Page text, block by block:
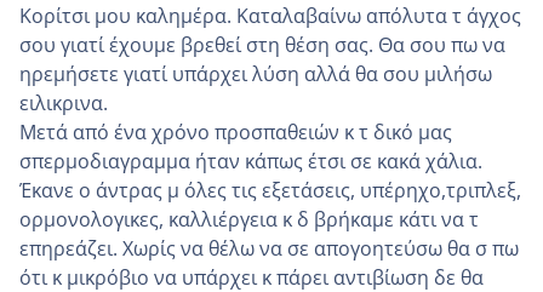
Κορίτσι μου καλημέρα. Καταλαβαίνω απόλυτα τ άγχος
σου γιατί έχουμε βρεθεί στη θέση σας. Θα σου πω να
ηρεμήσετε γιατί υπάρχει λύση αλλά θα σου μιλήσω
ειλικρινα.
Μετά από ένα χρόνο προσπαθειών κ τ δικό μας
σπερμοδιαγραμμα ήταν κάπως έτσι σε κακά χάλια.
Έκανε ο άντρας μ όλες τις εξετάσεις, υπέρηχο,τριπλεξ,
ορμονολογικες, καλλιέργεια κ δ βρήκαμε κάτι να τ
επηρεάζει. Χωρίς να θέλω να σε απογοητεύσω θα σ πω
ότι κ μικρόβιο να υπάρχει κ πάρει αντιβίωση δε θα